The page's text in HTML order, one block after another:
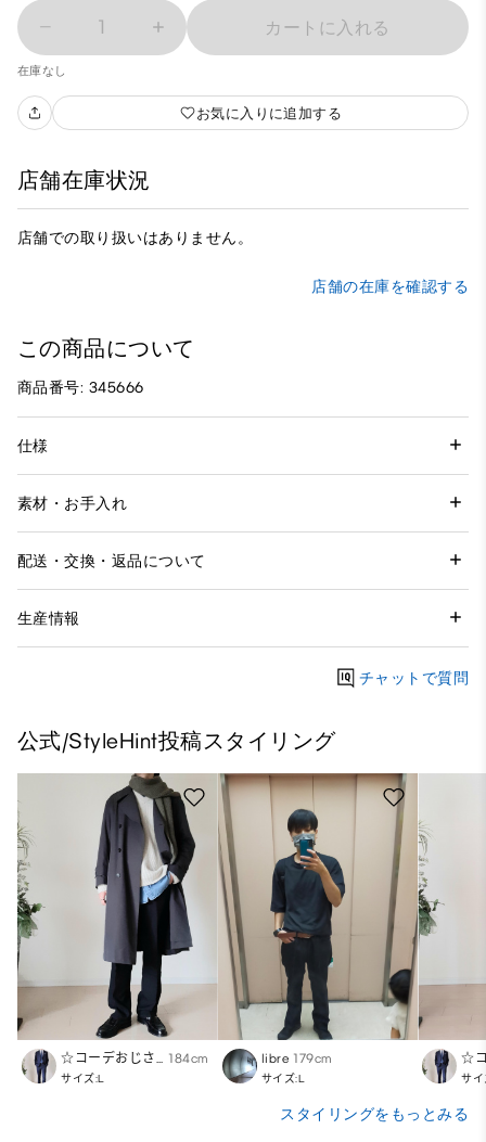
1 カートに入れる
在庫なし
お気に入りに追加する
店舗在庫状況
店舗での取り扱いはありません。
店舗の在庫を確認する
この商品について
商品番号: 345666
仕様
素材・お手入れ
配送・交換・返品について
生産情報
チャットで質問
公式/StyleHint投稿スタイリング
☆コーデおじさん 184cm
サイズ:L
libre 179cm
サイズ:L サ
スタイリングをもっとみる